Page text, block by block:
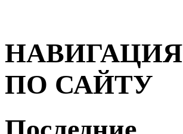
НАВИГАЦИЯ
ПО САЙТУ